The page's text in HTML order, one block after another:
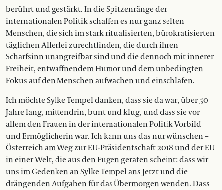
berührt und gestärkt. In die Spitzenränge der
internationalen Politik schaffen es nur ganz selten
Menschen, die sich im stark ritualisierten, bürokratisierten
täglichen Allerlei zurecht­finden, die durch ihren
Scharfsinn unangreifbar sind und die dennoch mit innerer
Freiheit, entwaffnendem Humor und dem unbedingten
Fokus auf den Menschen aufwachen und einschlafen.
Ich möchte Sylke Tempel danken, dass sie da war, über 50
Jahre lang, mittendrin, bunt und klug, und dass sie vor
allem den Frauen in der internationalen Politik Vorbild
und Ermöglicherin war. Ich kann uns das nur wünschen –
Österreich am Weg zur EU-Präsidentschaft 2018 und der EU
in einer Welt, die aus den Fugen geraten scheint: dass wir
uns im Gedenken an Sylke Tempel ans Jetzt und die
drängenden Aufgaben für das Übermorgen wenden. Dass